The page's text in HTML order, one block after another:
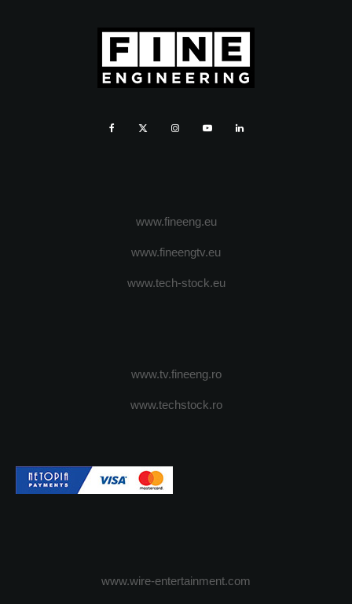
www.fineeng.eu
www.fineengtv.eu
www.tech-stock.eu
www.tv.fineeng.ro
www.techstock.ro
www.wire-entertainment.com